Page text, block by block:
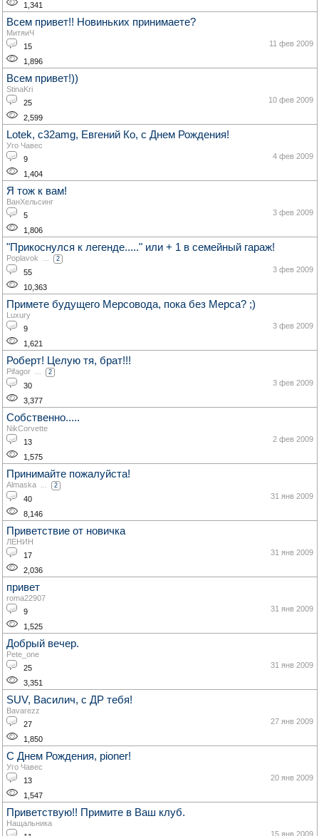
1,341
Всем привет!! Новиньких принимаете?
МитяиЧ
15
1,896
11 фев 2009
Всем привет!))
StinaKri
25
2,599
10 фев 2009
Lotek, c32amg, Евгений Ко, с Днем Рождения!
Уго Чавес
9
1,404
4 фев 2009
Я тож к вам!
ВанХельсинг
5
1,806
3 фев 2009
"Прикоснулся к легенде....." или + 1 в семейный гараж!
Poplavok ... 2
55
10,363
3 фев 2009
Примете будущего Мерсовода, пока без Мерса? ;)
Luxury
9
1,621
3 фев 2009
Роберт! Целую тя, брат!!!
Pifagor ... 2
30
3,377
3 фев 2009
Собственно.....
NikCorvette
13
1,575
2 фев 2009
Принимайте пожалуйста!
Almaska ... 2
40
8,146
31 янв 2009
Приветствие от новичка
ЛЕНИН
17
2,036
31 янв 2009
привет
roma22907
9
1,525
31 янв 2009
Добрый вечер.
Pete_one
25
3,351
31 янв 2009
SUV, Василич, с ДР тебя!
Bavarezz
27
1,850
27 янв 2009
С Днем Рождения, pioner!
Уго Чавес
13
1,547
20 янв 2009
Приветствую!! Примите в Ваш клуб.
Нащальника
15 янв 2009